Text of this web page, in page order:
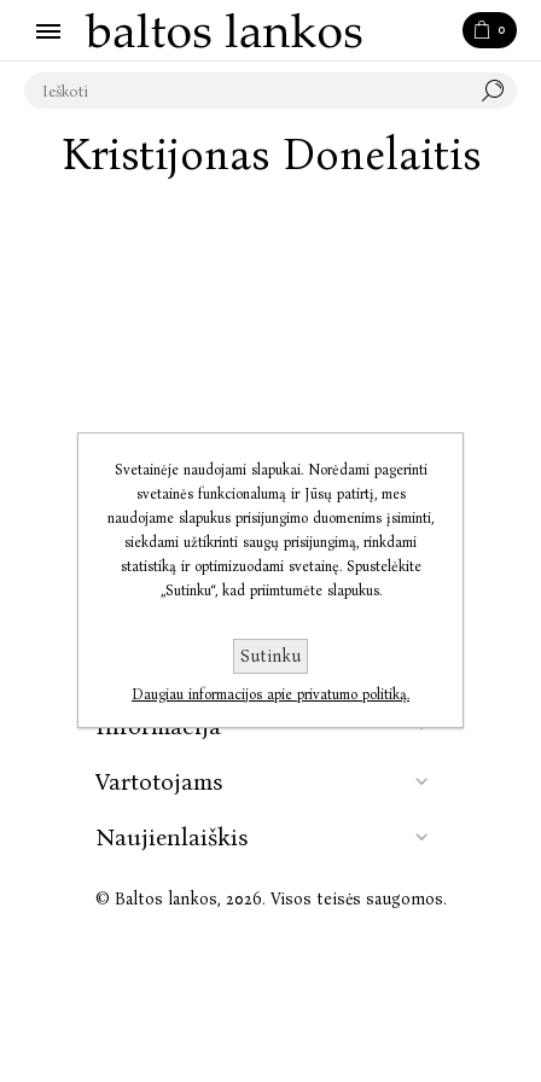
0
Kristijonas Donelaitis
Informacija
Vartotojams
Naujienlaiškis
© Baltos lankos, 2026. Visos teisės saugomos.
Svetainėje naudojami slapukai. Norėdami pagerinti
svetainės funkcionalumą ir Jūsų patirtį, mes
naudojame slapukus prisijungimo duomenims įsiminti,
siekdami užtikrinti saugų prisijungimą, rinkdami
statistiką ir optimizuodami svetainę. Spustelėkite
„Sutinku“, kad priimtumėte slapukus.
Sutinku
Daugiau informacijos apie privatumo politiką.